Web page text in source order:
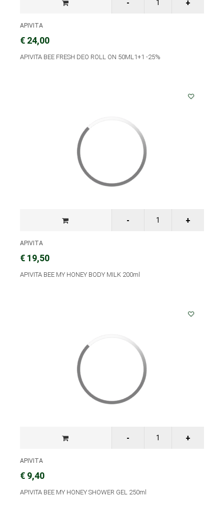
APIVITA
€ 24,00
APIVITA BEE FRESH DEO ROLL ON 50ML1+1 -25%
APIVITA
€ 19,50
APIVITA BEE MY HONEY BODY MILK 200ml
APIVITA
€ 9,40
APIVITA BEE MY HONEY SHOWER GEL 250ml